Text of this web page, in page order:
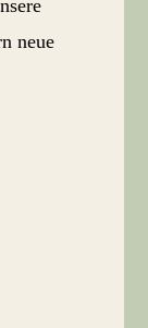
neue